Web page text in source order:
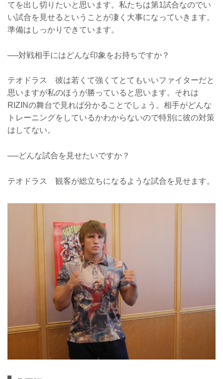
てを出し切りたいと思います。私たちは第1試合なのでい
い試合を見せるということが凄く大事になっていきます。
準備はしっかりできています。
──対戦相手にはどんな印象をお持ちですか？
テオドラス 彼は若くて強くてとてもいいファイターだと
思いますが私のほうが勝っていると思います。それは
RIZINの舞台で見れば分かることでしょう。相手がどんな
トレーニングをしているかわからないので特別に彼の対策
はしてない。
──どんな試合を見せたいですか？
テオドラス 観客が総立ちになるような試合を見せます。